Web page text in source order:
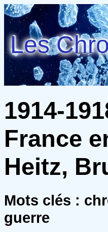
Les
1914-
France
Heitz,
Mots clés :
guerre